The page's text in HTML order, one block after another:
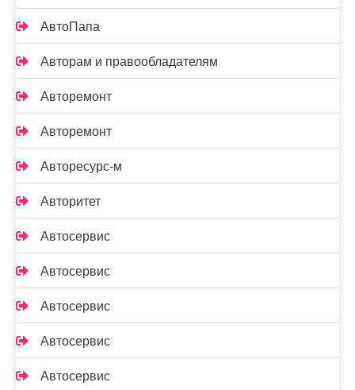
АвтоПапа
Авторам и правообладателям
Авторемонт
Авторемонт
Авторесурс-м
Авторитет
Автосервис
Автосервис
Автосервис
Автосервис
Автосервис